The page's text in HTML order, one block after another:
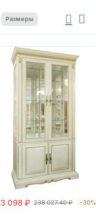
Размеры
098 ₽ 238 027.40 ₽ -30%